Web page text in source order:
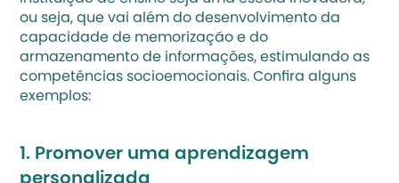
ou seja, que vai além do desenvolvimento da
capacidade de memorização e do
armazenamento de informações, estimulando as
competências socioemocionais. Confira alguns
exemplos:
1. Promover uma aprendizagem
personalizada